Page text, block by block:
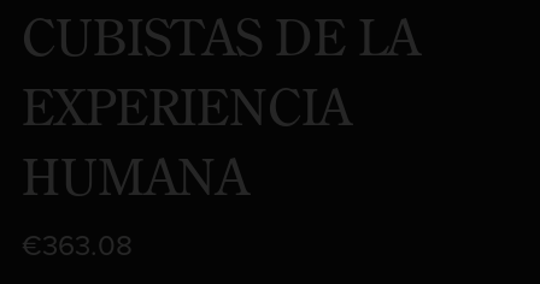
CUBISTAS DE LA
EXPERIENCIA
HUMANA
€363.08